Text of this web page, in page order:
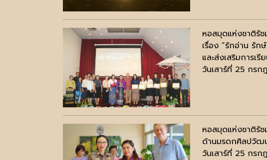
หอสมุดแห่งชาติรั
เรื่อง “รักอ่าน รั
และส่งเสริมการเ
วันเสาร์ที่ 25 กร
หอสมุดแห่งชาติรั
ด้านมรดกศิลปวัฒ
วันเสาร์ที่ 25 กร